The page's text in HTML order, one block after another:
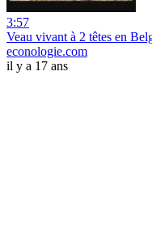
3:57
Veau vivant à 2 têtes en
econologie.com
il y a 17 ans